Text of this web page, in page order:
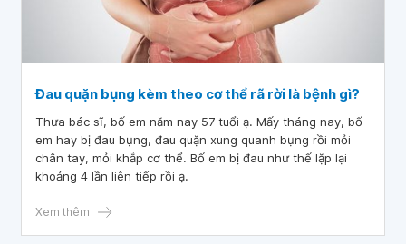
Đau quặn bụng kèm theo cơ thể rã rời là bệnh gì?
Thưa bác sĩ, bố em năm nay 57 tuổi ạ. Mấy tháng nay, bố
em hay bị đau bụng, đau quặn xung quanh bụng rồi mỏi
chân tay, mỏi khắp cơ thể. Bố em bị đau như thế lặp lại
khoảng 4 lần liên tiếp rồi ạ.
Xem thêm